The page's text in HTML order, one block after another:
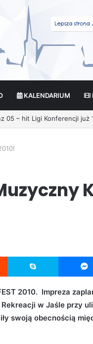
KALENDARIUM
Reddit Skype
2010. Impreza
w Jaśle przy
swoją obecnością